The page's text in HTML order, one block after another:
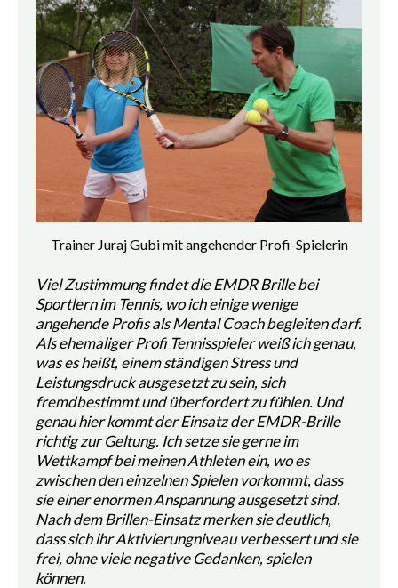
Trainer Juraj Gubi mit angehender Profi-Spielerin
Viel Zustimmung findet die EMDR Brille bei
Sportlern im Tennis, wo ich einige wenige
angehende Profis als Mental Coach begleiten darf.
Als ehemaliger Profi Tennisspieler weiß ich genau,
was es heißt, einem ständigen Stress und
Leistungsdruck ausgesetzt zu sein, sich
fremdbestimmt und überfordert zu fühlen. Und
genau hier kommt der Einsatz der EMDR-Brille
richtig zur Geltung. Ich setze sie gerne im
Wettkampf bei meinen Athleten ein, wo es
zwischen den einzelnen Spielen vorkommt, dass
sie einer enormen Anspannung ausgesetzt sind.
Nach dem Brillen-Einsatz merken sie deutlich,
dass sich ihr Aktivierungniveau verbessert und sie
frei, ohne viele negative Gedanken, spielen
können.